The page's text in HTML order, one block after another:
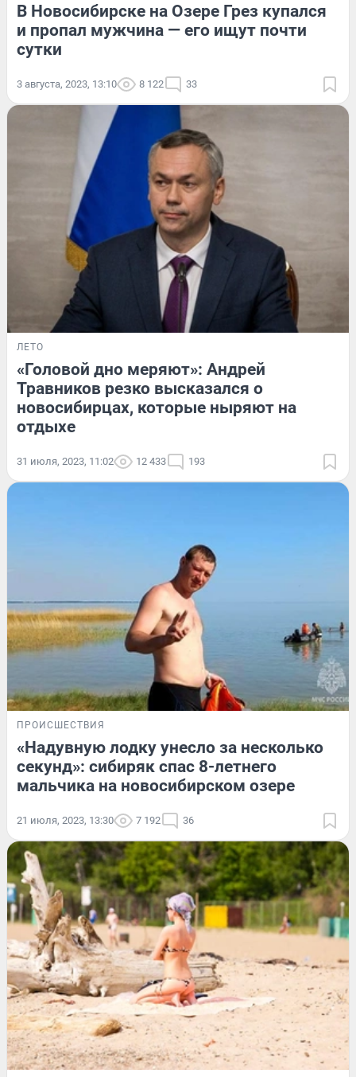
В Новосибирске на Озере Грез купался
и пропал мужчина — его ищут почти
сутки
3 августа, 2023, 13:10 8 122 33
ЛЕТО
«Головой дно меряют»: Андрей
Травников резко высказался о
новосибирцах, которые ныряют на
отдыхе
31 июля, 2023, 11:02 12 433 193
ПРОИСШЕСТВИЯ
«Надувную лодку унесло за несколько
секунд»: сибиряк спас 8-летнего
мальчика на новосибирском озере
21 июля, 2023, 13:30 7 192 36